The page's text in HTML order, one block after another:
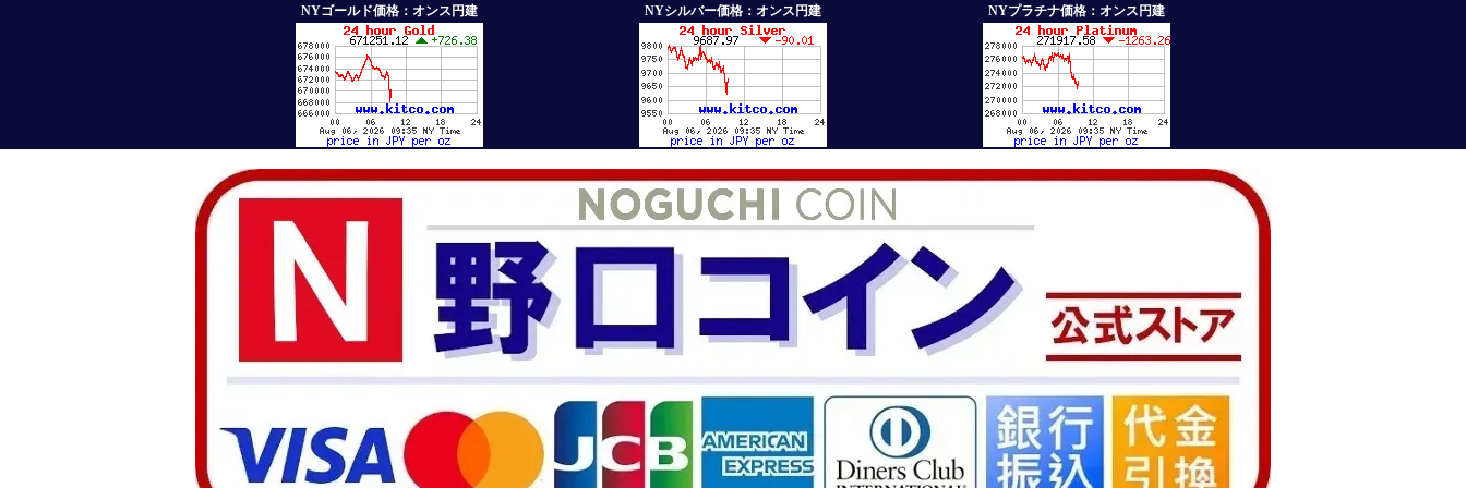
NYゴールド価格：オンス円建 NYシルバー価格：オンス円建 NYプラチナ価格：オンス円建